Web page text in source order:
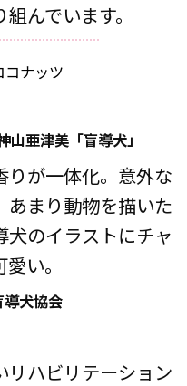
んでいます。
コナッツ
山亜津美「盲導犬」
が一体化。意外な
あまり動物を描いた
犬のイラストにチャ
い。
導犬協会
リハビリテーション